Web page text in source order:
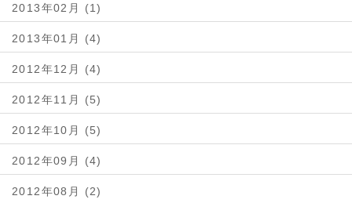
2013年02月 (1)
2013年01月 (4)
2012年12月 (4)
2012年11月 (5)
2012年10月 (5)
2012年09月 (4)
2012年08月 (2)